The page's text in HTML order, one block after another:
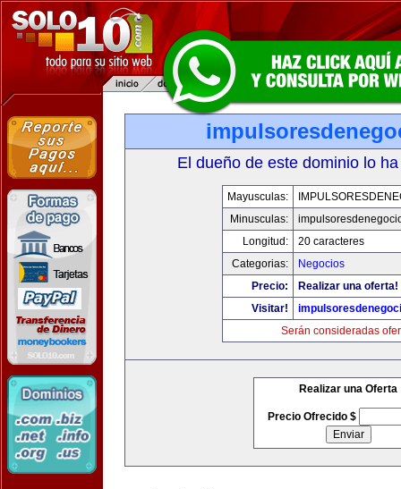
El dueño de este dominio lo
Mayusculas:
Minusculas:
Longitud:
20 caracteres
Categorias:
Negocios
Precio:
Realizar una oferta!
Visitar!
Serán consideradas
Realizar una Oferta
Precio Ofrecido $